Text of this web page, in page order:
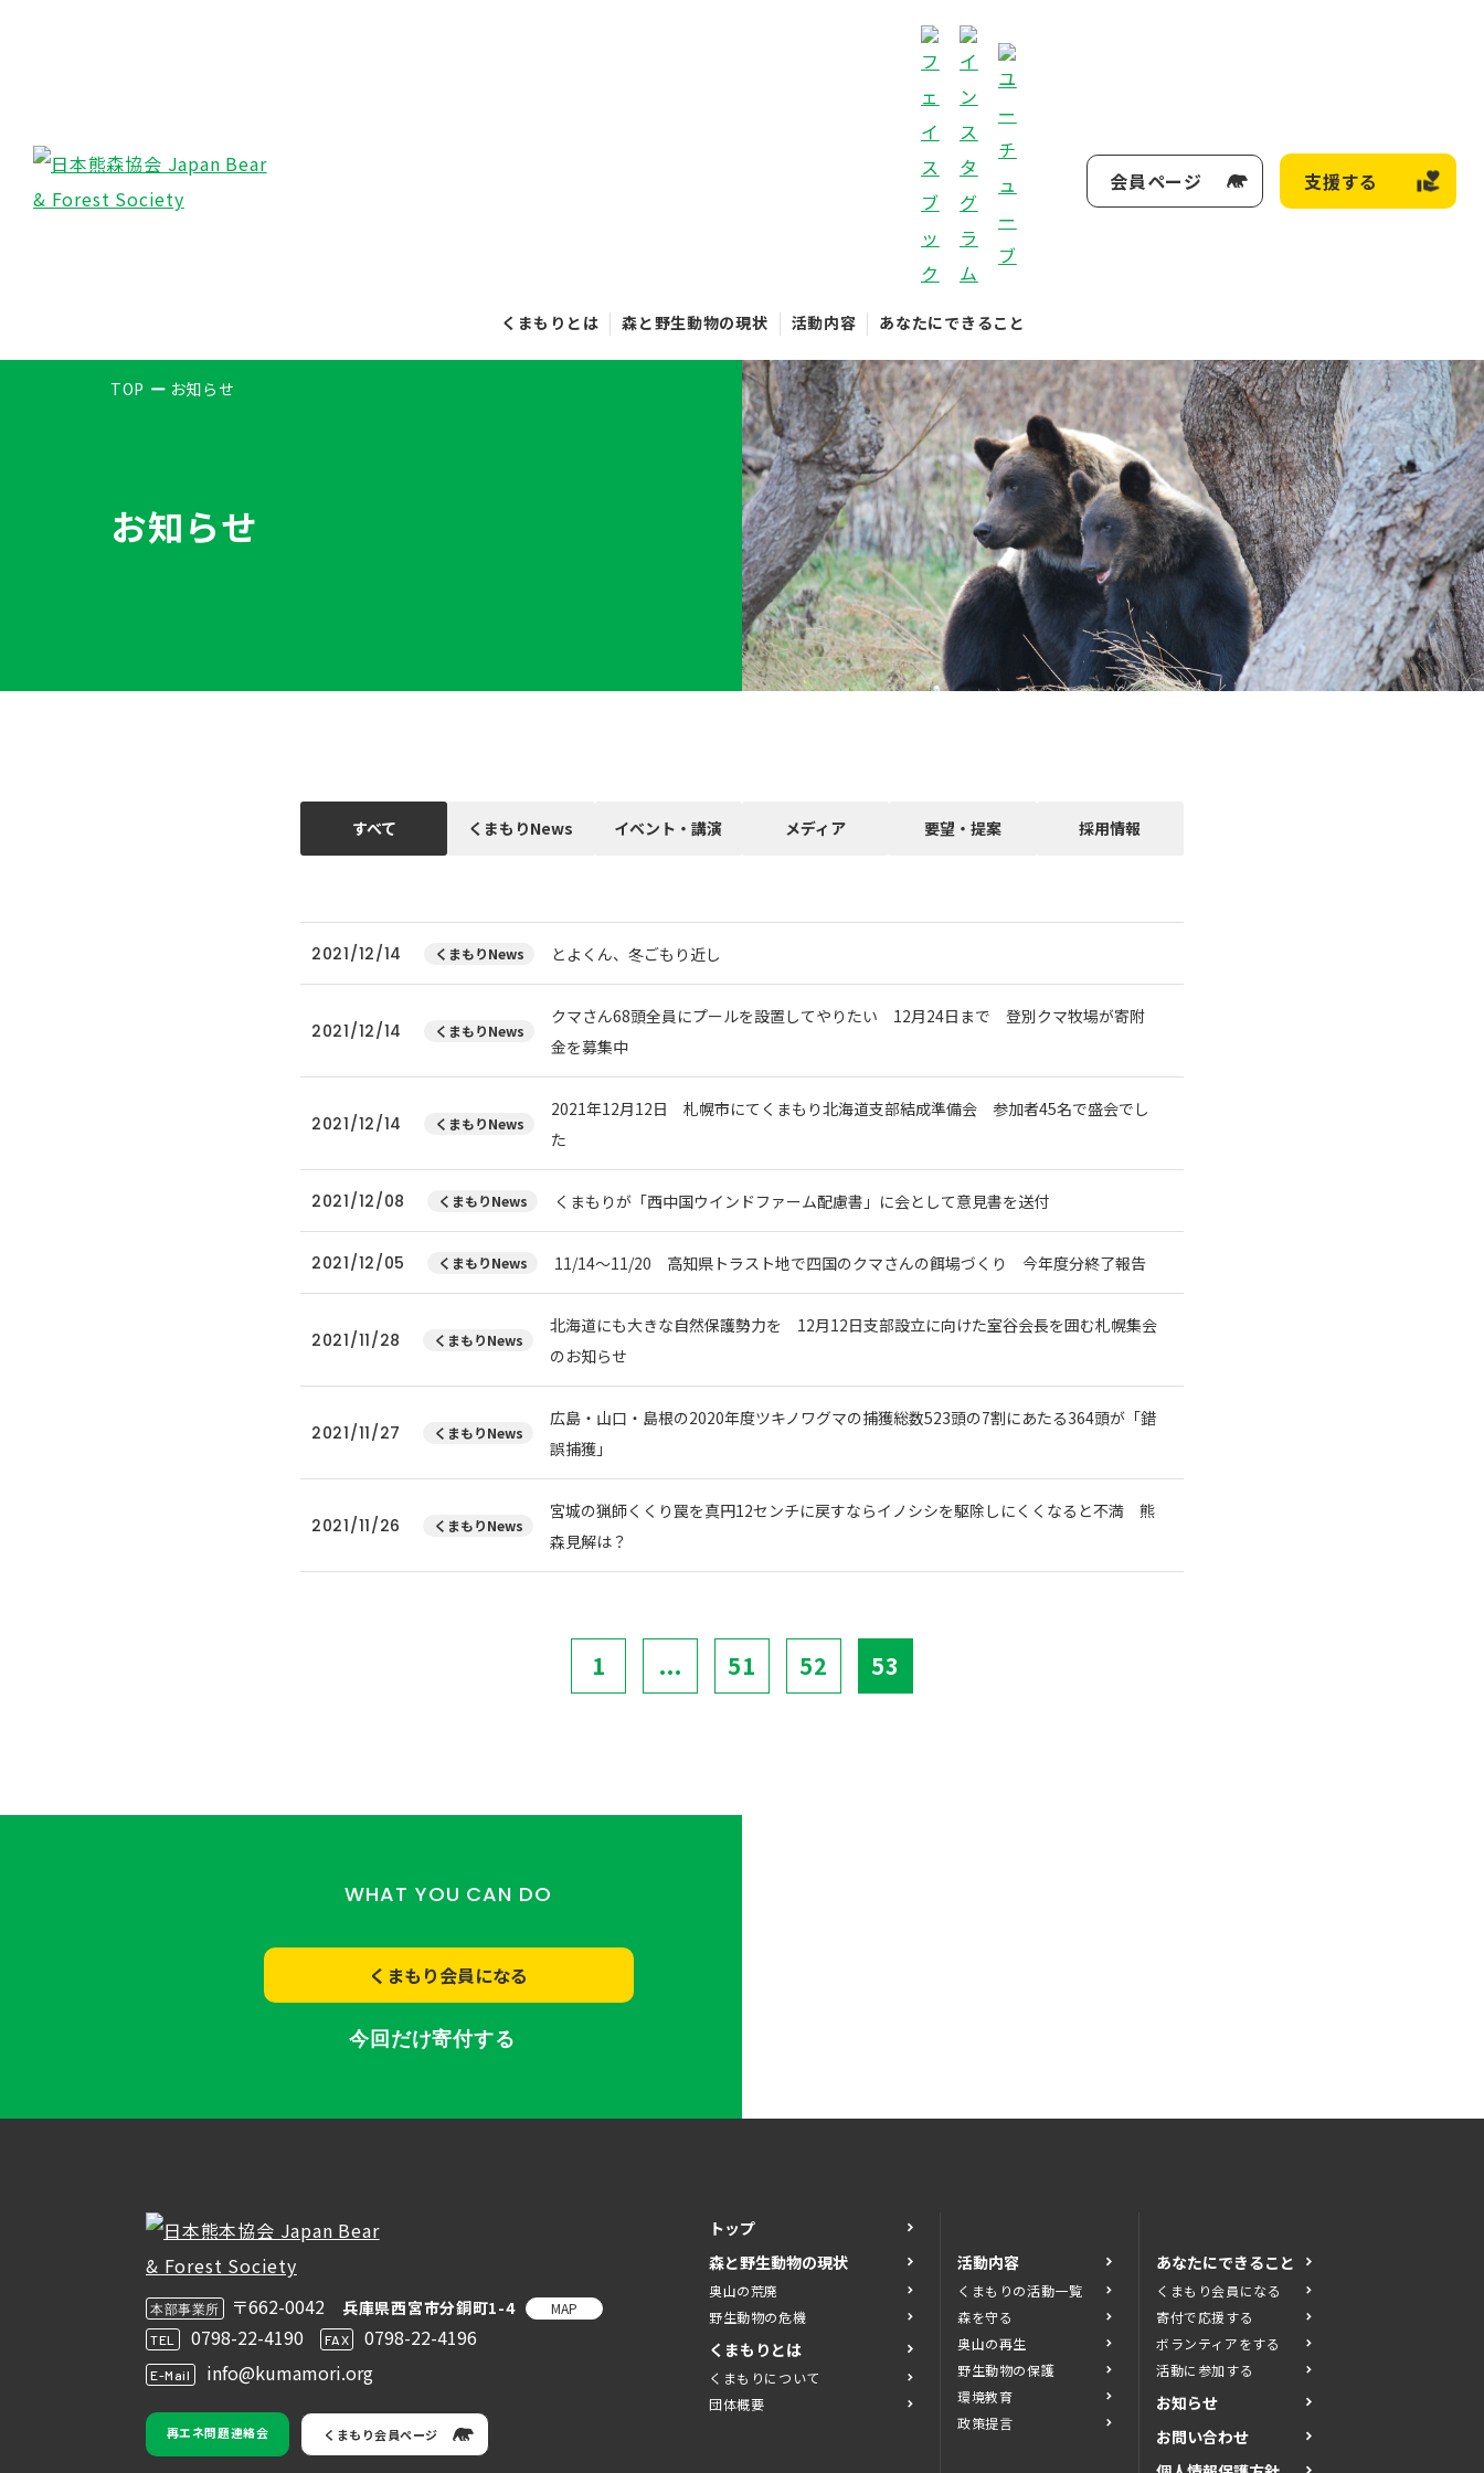
くまもりとは 森と野生動物の現状 活動内容 あなたにできること
会員ページ 支援する
TOP お知らせ
お知らせ
すべて くまもりNews イベント・講演 メディア 要望・提案 採用情報
2021/12/14 くまもりNews とよくん、冬ごもり近し
2021/12/14 くまもりNews
クマさん68頭全員にプールを設置してやりたい 12月24日まで 登別クマ牧場が寄附
金を募集中
2021/12/14 くまもりNews
2021年12月12日 札幌市にてくまもり北海道支部結成準備会 参加者45名で盛会でし
た
2021/12/08 くまもりNews くまもりが「西中国ウインドファーム配慮書」に会として意見書を送付
2021/12/05 くまもりNews 11/14～11/20 高知県トラスト地で四国のクマさんの餌場づくり 今年度分終了報告
2021/11/28 くまもりNews
北海道にも大きな自然保護勢力を 12月12日支部設立に向けた室谷会長を囲む札幌集会
のお知らせ
2021/11/27 くまもりNews
広島・山口・島根の2020年度ツキノワグマの捕獲総数523頭の7割にあたる364頭が「錯
誤捕獲」
2021/11/26 くまもりNews
宮城の猟師くくり罠を真円12センチに戻すならイノシシを駆除しにくくなると不満 熊
森見解は？
1 ... 51 52 53
WHAT YOU CAN DO
くまもり会員になる
今回だけ寄付する
本部事業所 〒662-0042 兵庫県西宮市分銅町1-4 MAP
TEL 0798-22-4190 FAX 0798-22-4196
E-Mail info@kumamori.org
再エネ問題連絡会 くまもり会員ページ
トップ
森と野生動物の現状
奥山の荒廃
野生動物の危機
くまもりとは
くまもりについて
団体概要
活動内容
くまもりの活動一覧
森を守る
奥山の再生
野生動物の保護
環境教育
政策提言
あなたにできること
くまもり会員になる
寄付で応援する
ボランティアをする
活動に参加する
お知らせ
お問い合わせ